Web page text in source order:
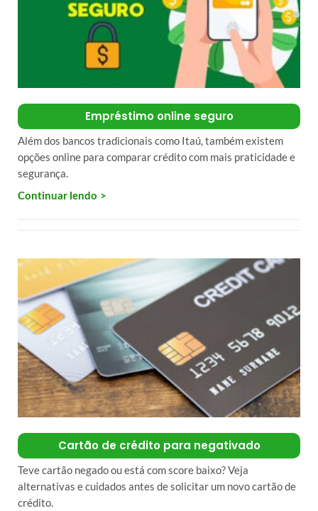
Empréstimo online seguro
Além dos bancos tradicionais como Itaú, também existem
opções online para comparar crédito com mais praticidade e
segurança.
Continuar lendo
Cartão de crédito para negativado
Teve cartão negado ou está com score baixo? Veja
alternativas e cuidados antes de solicitar um novo cartão de
crédito.